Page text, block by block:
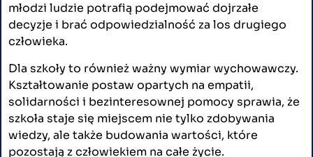
młodzi ludzie potrafią podejmować dojrzałe
decyzje i brać odpowiedzialność za los drugiego
człowieka.
Dla szkoły to również ważny wymiar wychowawczy.
Kształtowanie postaw opartych na empatii,
solidarności i bezinteresownej pomocy sprawia, że
szkoła staje się miejscem nie tylko zdobywania
wiedzy, ale także budowania wartości, które
pozostają z człowiekiem na całe życie.